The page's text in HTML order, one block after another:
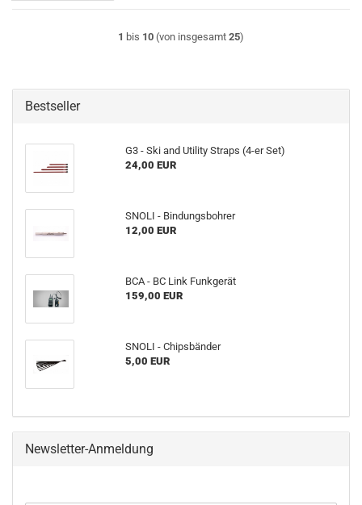
1 bis 10 (von insgesamt 25)
Bestseller
G3 - Ski and Utility Straps (4-er Set)
24,00 EUR
SNOLI - Bindungsbohrer
12,00 EUR
BCA - BC Link Funkgerät
159,00 EUR
SNOLI - Chipsbänder
5,00 EUR
Newsletter-Anmeldung